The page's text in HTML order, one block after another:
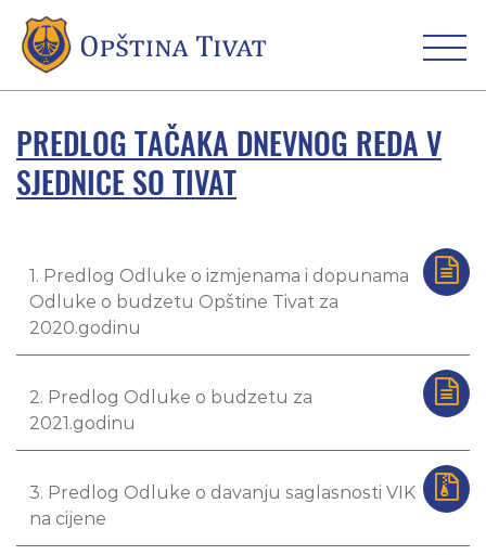
PREDLOG TAČAKA DNEVNOG REDA V
SJEDNICE SO TIVAT
1. Predlog Odluke o izmjenama i dopunama
Odluke o budzetu Opštine Tivat za
2020.godinu
2. Predlog Odluke o budzetu za
2021.godinu
3. Predlog Odluke o davanju saglasnosti VIK
na cijene